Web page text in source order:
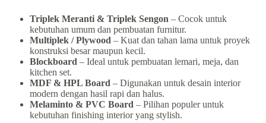
Triplek Meranti & Triplek Sengon – Cocok untuk
kebutuhan umum dan pembuatan furnitur.
Multiplek / Plywood – Kuat dan tahan lama untuk proyek
konstruksi besar maupun kecil.
Blockboard – Ideal untuk pembuatan lemari, meja, dan
kitchen set.
MDF & HPL Board – Digunakan untuk desain interior
modern dengan hasil rapi dan halus.
Melaminto & PVC Board – Pilihan populer untuk
kebutuhan finishing interior yang stylish.